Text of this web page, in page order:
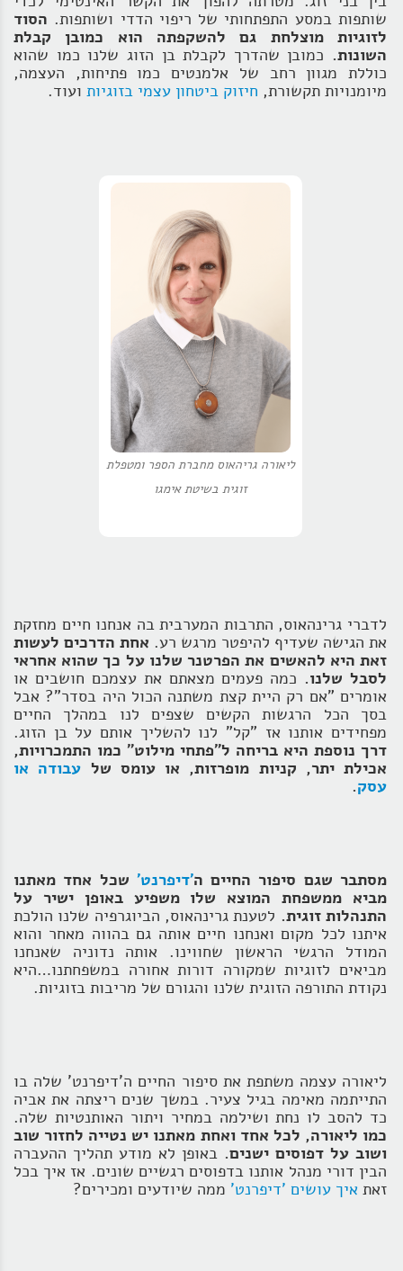
שותפות במסע התפתחותי של ריפוי הדדי ושותפות. הסוד
לזוגיות מוצלחת גם להשקפתה הוא כמובן קבלת
השונות. כמובן שהדרך לקבלת בן הזוג שלנו כמו שהוא
כוללת מגוון רחב של אלמנטים כמו פתיחות, העצמה,
מיומנויות תקשורת, חיזוק ביטחון עצמי בזוגיות ועוד.
ליאורה גריהאוס מחברת הספר ומטפלת
זוגית בשיטת אימגו
לדברי גרינהאוס, התרבות המערבית בה אנחנו חיים מחזקת
את הגישה שעדיף להיפטר מרגש רע. אחת הדרכים לעשות
זאת היא להאשים את הפרטנר שלנו על כך שהוא אחראי
לסבל שלנו. כמה פעמים מצאתם את עצמכם חושבים או
אומרים "אם רק היית קצת משתנה הכול היה בסדר"? אבל
בסך הכל הרגשות הקשים שצפים לנו במהלך החיים
מפחידים אותנו אז "קל" לנו להשליך אותם על בן הזוג.
דרך נוספת היא בריחה ל"פתחי מילוט" כמו התמכרויות,
אכילת יתר, קניות מופרזות, או עומס של עבודה או
עסק.
מסתבר שגם סיפור החיים ה'דיפרנט' שכל אחד מאתנו
מביא ממשפחת המוצא שלו משפיע באופן ישיר על
התנהלות זוגית. לטענת גרינהאוס, הביוגרפיה שלנו הולכת
איתנו לכל מקום ואנחנו חיים אותה גם בהווה מאחר והוא
המודל הרגשי הראשון שחווינו. אותה נדוניה שאנחנו
מביאים לזוגיות שמקורה דורות אחורה במשפחתנו…היא
נקודת התורפה הזוגית שלנו והגורם של מריבות בזוגיות.
ליאורה עצמה משתפת את סיפור החיים ה'דיפרנט' שלה בו
התייתמה מאימה בגיל צעיר. במשך שנים ריצתה את אביה
כד להסב לו נחת ושילמה במחיר ויתור האותנטיות שלה.
כמו ליאורה, לכל אחד ואחת מאתנו יש נטייה לחזור שוב
ושוב על דפוסים ישנים. באופן לא מודע תהליך ההעברה
הבין דורי מנהל אותנו בדפוסים רגשיים שונים. אז איך בכל
זאת איך עושים 'דיפרנט' ממה שיודעים ומכירים?